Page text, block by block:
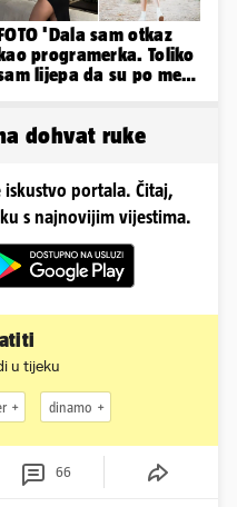
'Dala sam otkaz
programerka. Toliko
lijepa da su po meni
dohvat ruke
portala. Čitaj,
s najnovijim vijestima.
u tijeku
dinamo
66